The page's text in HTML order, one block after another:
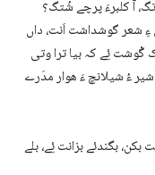
آ کلبرءَ پرچے شُتگ؟
ءِ شعر گوشداشت اَنت، داں
گْوشت ئِے کہ بیا ترا وتی
شیر ءُ شیلانچ ءَ ھوار مدَرے
بگندئے بزانت ئِے، بلے